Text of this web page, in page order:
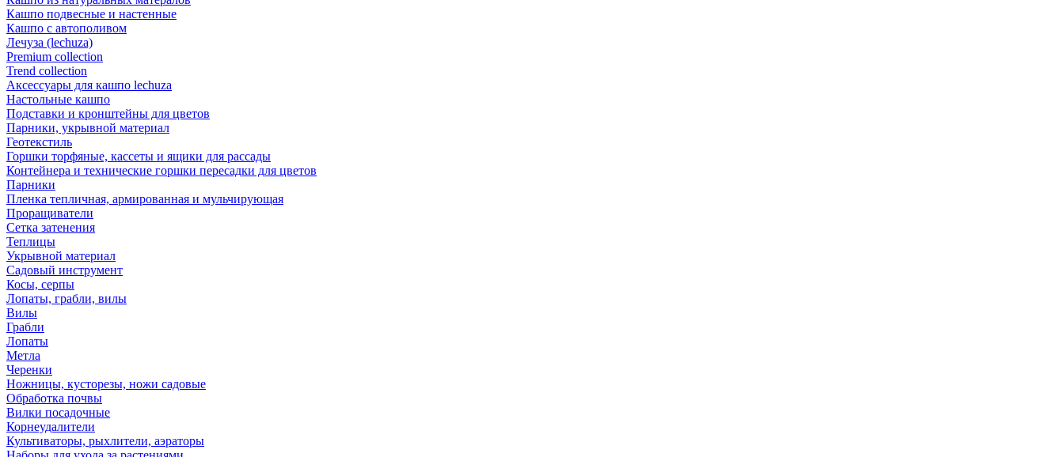
Кашпо подвесные и настенные
Кашпо с автополивом
Лечуза (lechuza)
Premium collection
Trend collection
Аксессуары для кашпо lechuza
Настольные кашпо
Подставки и кронштейны для цветов
Парники, укрывной материал
Геотекстиль
Горшки торфяные, кассеты и ящики для рассады
Контейнера и технические горшки пересадки для цветов
Парники
Пленка тепличная, армированная и мульчирующая
Проращиватели
Сетка затенения
Теплицы
Укрывной материал
Садовый инструмент
Косы, серпы
Лопаты, грабли, вилы
Вилы
Грабли
Лопаты
Метла
Черенки
Ножницы, кусторезы, ножи садовые
Обработка почвы
Вилки посадочные
Корнеудалители
Культиваторы, рыхлители, аэраторы